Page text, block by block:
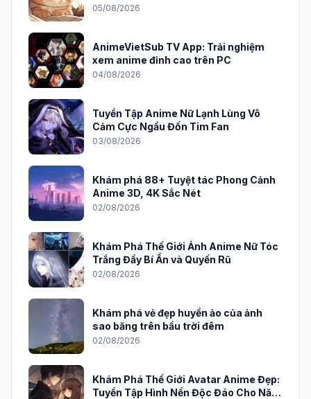
05/08/2026
AnimeVietSub TV App: Trải nghiệm
xem anime đỉnh cao trên PC
04/08/2026
Tuyển Tập Anime Nữ Lạnh Lùng Vô
Cảm Cực Ngầu Đốn Tim Fan
03/08/2026
Khám phá 88+ Tuyệt tác Phong Cảnh
Anime 3D, 4K Sắc Nét
02/08/2026
Khám Phá Thế Giới Ảnh Anime Nữ Tóc
Trắng Đầy Bí Ẩn và Quyến Rũ
02/08/2026
Khám phá vẻ đẹp huyền ảo của ảnh
sao băng trên bầu trời đêm
02/08/2026
Khám Phá Thế Giới Avatar Anime Đẹp:
Tuyển Tập Hình Nền Độc Đáo Cho Năm